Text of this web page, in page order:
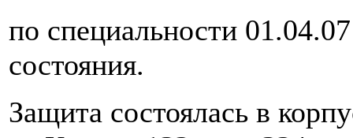
по специальности
состояния.
Защита состоялась в